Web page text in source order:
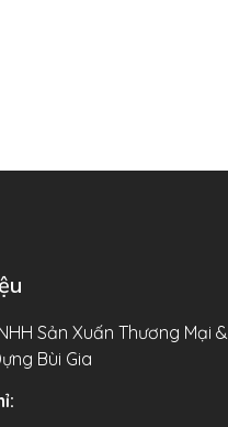
Sản Xuấn Thương Mại &
Bùi Gia